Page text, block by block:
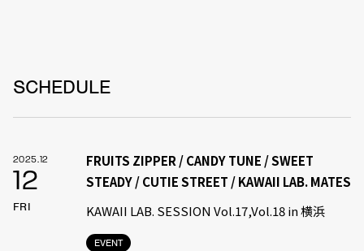
SCHEDULE
2025.12
12
FRI
EVENT
FRUITS ZIPPER / CANDY TUNE / SWEET
STEADY / CUTIE STREET / KAWAII LAB. MATES
KAWAII LAB. SESSION Vol.17,Vol.18 in 横浜